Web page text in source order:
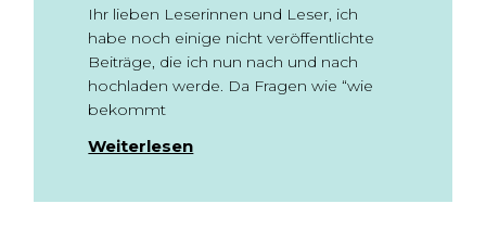
Ihr lieben Leserinnen und Leser, ich
habe noch einige nicht veröffentlichte
Beiträge, die ich nun nach und nach
hochladen werde. Da Fragen wie “wie
bekommt
Weiterlesen